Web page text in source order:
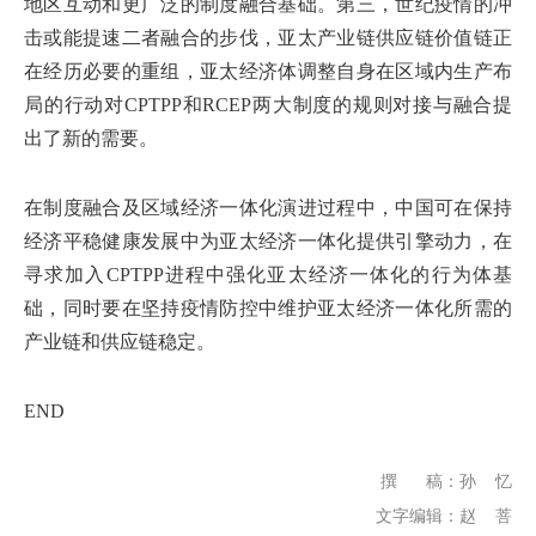
地区互动和更广泛的制度融合基础。第三，世纪疫情的冲
击或能提速二者融合的步伐，亚太产业链供应链价值链正
在经历必要的重组，亚太经济体调整自身在区域内生产布
局的行动对CPTPP和RCEP两大制度的规则对接与融合提
出了新的需要。
在制度融合及区域经济一体化演进过程中，中国可在保持
经济平稳健康发展中为亚太经济一体化提供引擎动力，在
寻求加入CPTPP进程中强化亚太经济一体化的行为体基
础，同时要在坚持疫情防控中维护亚太经济一体化所需的
产业链和供应链稳定。
END
撰 稿：孙 忆
文字编辑：赵 菩